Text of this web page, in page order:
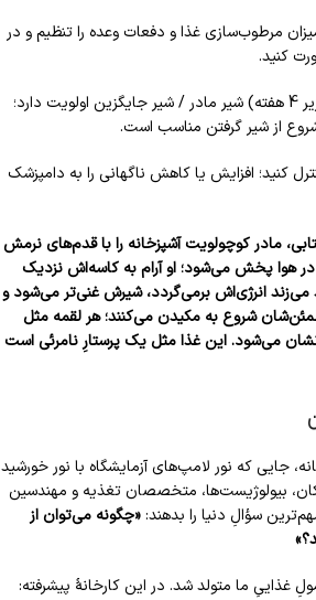
مرطوب‌سازی غذا و دفعات وعده را تنظیم و در
کنید.
برای توله‌های خیلی کوچک (زیر 4 هفته) شیر مادر / شیر جایگزین اولویت دارد؛
از شیر گرفتن مناسب است.
کنید؛ افزایش یا کاهش ناگهانی را به دامپزشک
مادر کوچولویت آشپزخانه را با قدم‌های نرمش
هوا پخش می‌شود؛ او آرام به کاسه‌اش نزدیک
می‌زند انرژی‌اش برمی‌گردد، شیرش غنی‌تر می‌شود و
شروع به مکیدن می‌کنند؛ هر لقمه مثل
می‌شود. این غذا مثل یک پرستارِ نامرئی است
جایی که نور لامپ‌های آزمایشگاه با نور خورشید
بیولوژیست‌ها، متخصصان تغذیه و مهندسین
سؤالِ دنیا را بدهند:«چگونه می‌توان از
غذاییِ ما متولد شد. در این کارخانهٔ پیشرفته: